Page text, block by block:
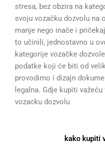
stresa, bez obzira na
svoju vozačku dozvolu na
manje nego inače i
to učinili, jednostavno u
kategorije vozačke
podatke koji će biti od
provodimo i dizajn
legalna. Gdje kupiti
vozacku dozvolu
kako kupiti